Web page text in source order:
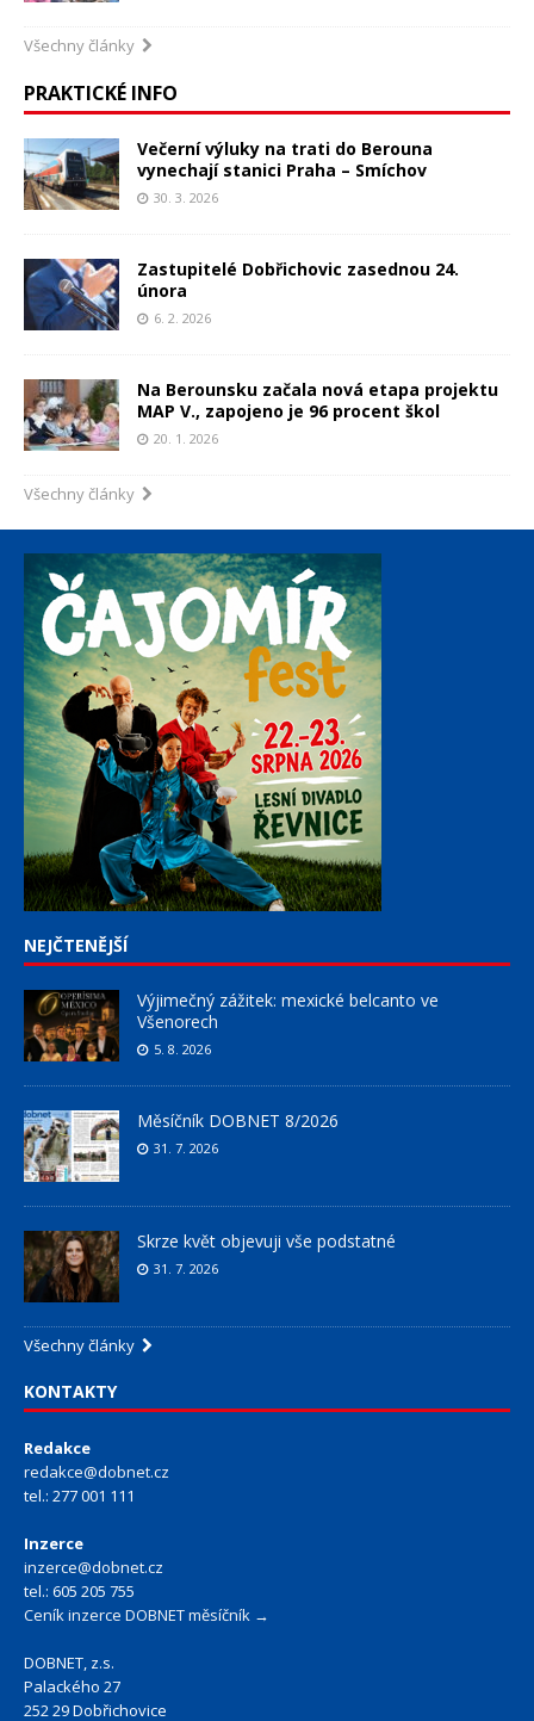
Všechny články
PRAKTICKÉ INFO
Večerní výluky na trati do Berouna
vynechají stanici Praha – Smíchov
30. 3. 2026
Zastupitelé Dobřichovic zasednou 24.
února
6. 2. 2026
Na Berounsku začala nová etapa projektu
MAP V., zapojeno je 96 procent škol
20. 1. 2026
Všechny články
NEJČTENĚJŠÍ
Výjimečný zážitek: mexické belcanto ve
Všenorech
5. 8. 2026
Měsíčník DOBNET 8/2026
31. 7. 2026
Skrze květ objevuji vše podstatné
31. 7. 2026
Všechny články
KONTAKTY
Redakce
redakce@dobnet.cz
tel.: 277 001 111
Inzerce
inzerce@dobnet.cz
tel.: 605 205 755
Ceník inzerce DOBNET měsíčník →
DOBNET, z.s.
Palackého 27
252 29 Dobřichovice